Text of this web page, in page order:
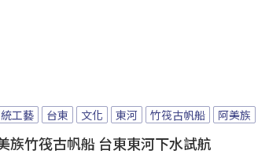
工藝 台東 文化 東河 竹筏古帆船 阿美族
族竹筏古帆船 台東東河下水試航